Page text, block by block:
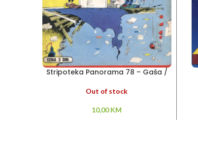
Stripoteka Panorama 78 – Gaša /
Out of stock
10,00KM